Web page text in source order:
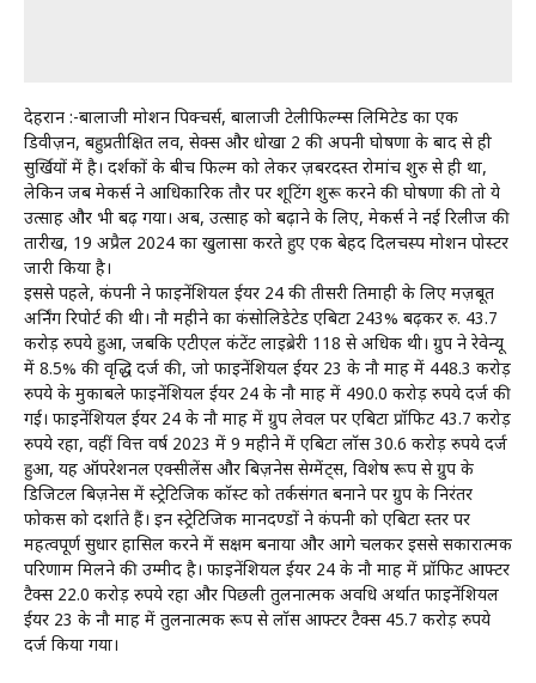
देहरादून :-बालाजी मोशन पिक्चर्स, बालाजी टेलीफिल्म्स लिमिटेड का एक
डिवीज़न, बहुप्रतीक्षित लव, सेक्स और धोखा 2 की अपनी घोषणा के बाद से ही
सुर्खियों में है। दर्शकों के बीच फिल्म को लेकर ज़बरदस्त रोमांच शुरु से ही था,
लेकिन जब मेकर्स ने आधिकारिक तौर पर शूटिंग शुरू करने की घोषणा की तो ये
उत्साह और भी बढ़ गया। अब, उत्साह को बढ़ाने के लिए, मेकर्स ने नई रिलीज की
तारीख, 19 अप्रैल 2024 का खुलासा करते हुए एक बेहद दिलचस्प मोशन पोस्टर
जारी किया है।
इससे पहले, कंपनी ने फाइनेंशियल ईयर 24 की तीसरी तिमाही के लिए मज़बूत
अर्निंग रिपोर्ट की थी। नौ महीने का कंसोलिडेटेड एबिटा 243% बढ़कर रु. 43.7
करोड़ रुपये हुआ, जबकि एटीएल कंटेंट लाइब्रेरी 118 से अधिक थी। ग्रुप ने रेवेन्यू
में 8.5% की वृद्धि दर्ज की, जो फाइनेंशियल ईयर 23 के नौ माह में 448.3 करोड़
रुपये के मुकाबले फाइनेंशियल ईयर 24 के नौ माह में 490.0 करोड़ रुपये दर्ज की
गई। फाइनेंशियल ईयर 24 के नौ माह में ग्रुप लेवल पर एबिटा प्रॉफिट 43.7 करोड़
रुपये रहा, वहीं वित्त वर्ष 2023 में 9 महीने में एबिटा लॉस 30.6 करोड़ रुपये दर्ज
हुआ, यह ऑपरेशनल एक्सीलेंस और बिज़नेस सेग्मेंट्स, विशेष रूप से ग्रुप के
डिजिटल बिज़नेस में स्ट्रेटिजिक कॉस्ट को तर्कसंगत बनाने पर ग्रुप के निरंतर
फोकस को दर्शाते हैं। इन स्ट्रेटिजिक मानदण्डों ने कंपनी को एबिटा स्तर पर
महत्वपूर्ण सुधार हासिल करने में सक्षम बनाया और आगे चलकर इससे सकारात्मक
परिणाम मिलने की उम्मीद है। फाइनेंशियल ईयर 24 के नौ माह में प्रॉफिट आफ्टर
टैक्स 22.0 करोड़ रुपये रहा और पिछली तुलनात्मक अवधि अर्थात फाइनेंशियल
ईयर 23 के नौ माह में तुलनात्मक रूप से लॉस आफ्टर टैक्स 45.7 करोड़ रुपये
दर्ज किया गया।